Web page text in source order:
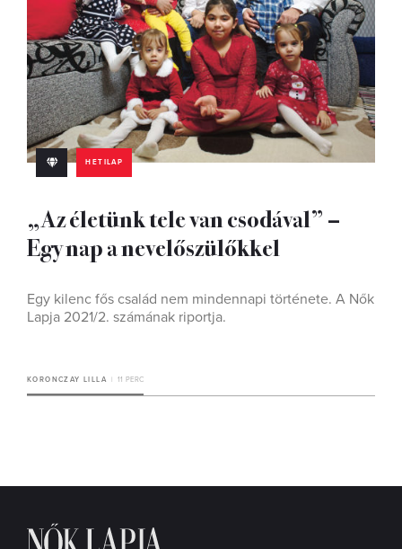
HETILAP
„Az életünk tele van csodával” –
Egy nap a nevelőszülőkkel
Egy kilenc fős család nem mindennapi története. A Nők
Lapja 2021/2. számának riportja.
KORONCZAY LILLA 11 PERC